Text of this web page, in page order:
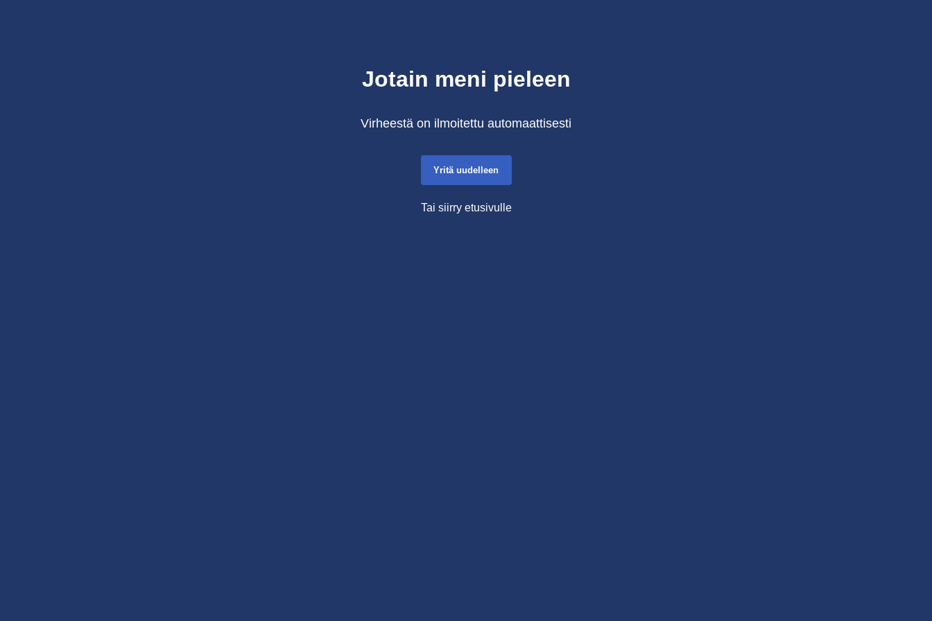
Jotain meni pieleen
Virheestä on ilmoitettu automaattisesti
Yritä uudelleen
Tai siirry etusivulle